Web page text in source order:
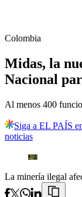
Colombia
Midas, la
Nacional
Al menos 400
Siga a EL PAÍS
noticias
La minería ilegal